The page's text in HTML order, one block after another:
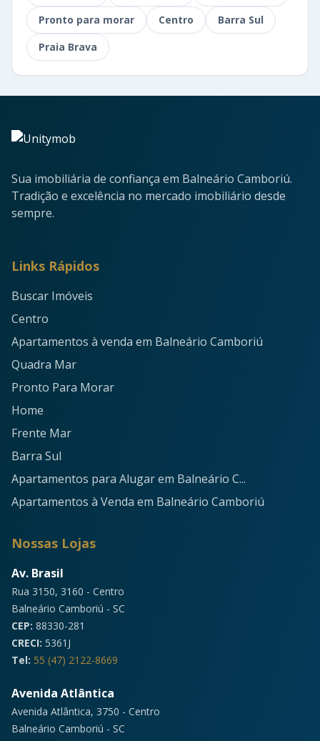
Pronto para morar
Centro
Barra Sul
Praia Brava
Sua imobiliária de confiança em Balneário Camboriú.
Tradição e excelência no mercado imobiliário desde
sempre.
Links Rápidos
Buscar Imóveis
Centro
Apartamentos à venda em Balneário Camboriú
Quadra Mar
Pronto Para Morar
Home
Frente Mar
Barra Sul
Apartamentos para Alugar em Balneário C...
Apartamentos à Venda em Balneário Camboriú
Nossas Lojas
Av. Brasil
Rua 3150, 3160 - Centro
Balneário Camboriú - SC
CEP: 88330-281
CRECI: 5361J
Tel: 55 (47) 2122-8669
Avenida Atlântica
Avenida Atlântica, 3750 - Centro
Balneário Camboriú - SC